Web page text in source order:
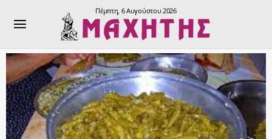
Πέμπτη, 6 Αυγούστου 2026